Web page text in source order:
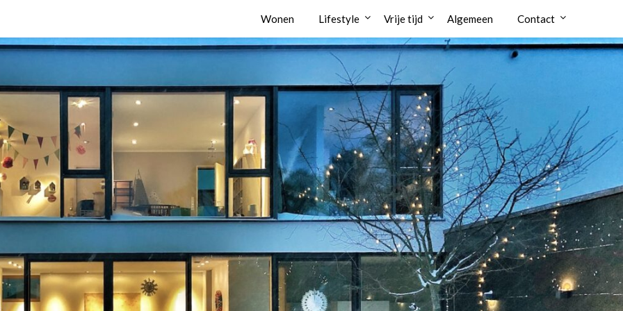
Wonen Lifestyle Vrije tijd Algemeen Contact